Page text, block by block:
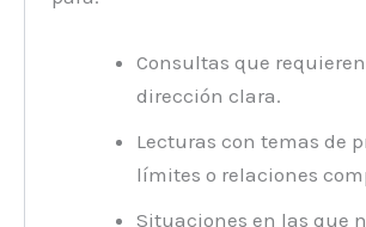
Consultas que
dirección clara.
Lecturas con temas de
límites o relaciones
Situaciones en las que